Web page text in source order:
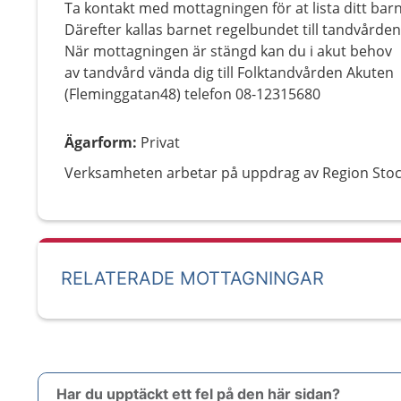
Ta kontakt med mottagningen för at lista ditt
Därefter kallas barnet regelbundet till
När mottagningen är stängd kan du i akut behov
av tandvård vända dig till Folktandvården Akuten
(Fleminggatan48) telefon 08-12315680
Ägarform: Privat
Verksamheten arbetar på uppdrag av Region
RELATERADE MOTTAGNINGAR
Har du upptäckt ett fel på den här sidan?